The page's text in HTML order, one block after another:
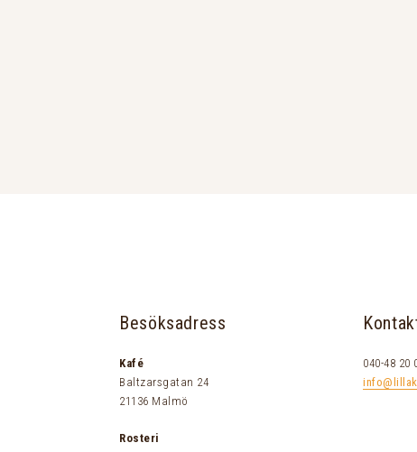
Besöksadress
Kafé
Baltzarsgatan 24
21136 Malmö
Rosteri
040-48 20